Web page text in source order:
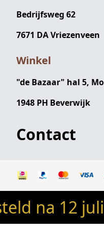
Bedrijfsweg 62
7671 DA Vriezenveen
Winkel
"de Bazaar" hal 5,
1948 PH Beverwijk
Contact
© 2024 Robin's
rechten
12